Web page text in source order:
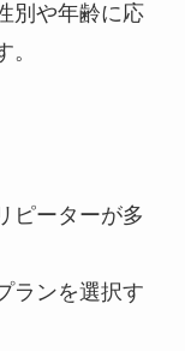
別や年齢に応
ピーターが多
ランを選択す